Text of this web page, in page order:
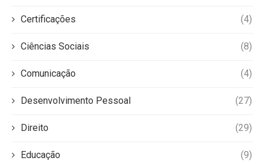
Certificações (4)
Ciências Sociais (8)
Comunicação (4)
Desenvolvimento Pessoal (27)
Direito (29)
Educação (9)